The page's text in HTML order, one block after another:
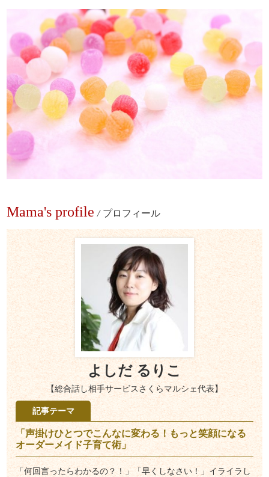
Mama's profile / プロフィール
よしだ るりこ
【総合話し相手サービスさくらマルシェ代表】
記事テーマ
「声掛けひとつでこんなに変わる！もっと笑顔になる
オーダーメイド子育て術」
「何回言ったらわかるの？！」「早くしなさい！」イライラし